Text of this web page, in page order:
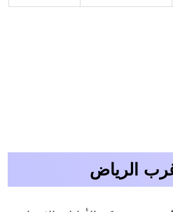
الرياض